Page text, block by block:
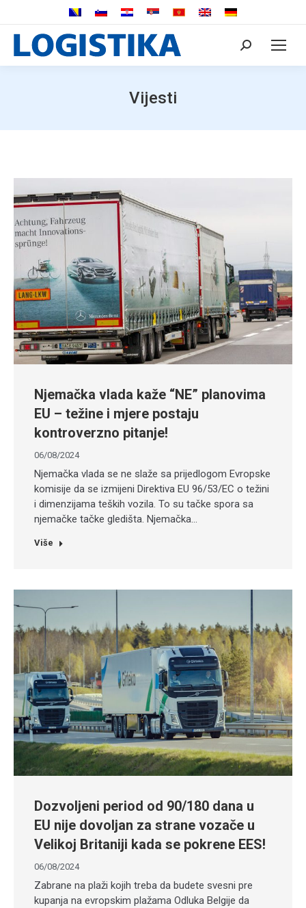
Search:
Vijesti
Njemačka vlada kaže “NE” planovima
EU – težine i mjere postaju
kontroverzno pitanje!
06/08/2024
Njemačka vlada se ne slaže sa prijedlogom Evropske
komisije da se izmijeni Direktiva EU 96/53/EC o težini
i dimenzijama teških vozila. To su tačke spora sa
njemačke tačke gledišta. Njemačka…
Više
Dozvoljeni period od 90/180 dana u
EU nije dovoljan za strane vozače u
Velikoj Britaniji kada se pokrene EES!
06/08/2024
Zabrane na plaži kojih treba da budete svesni pre
kupanja na evropskim plažama Odluka Belgije da